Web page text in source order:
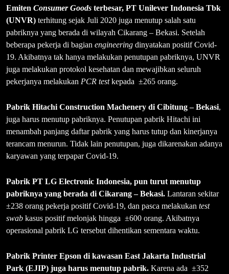
Emiten Consumer Goods terbesar, PT Unilever Indonesia Tbk
(UNVR) terhitung sejak Juli 2020 juga menutup salah satu
pabriknya yang berada di wilayah Cikarang – Bekasi. Setelah
beberapa pekerja di bagian engineering dinyatakan positif Covid-
19. Akibatnya tak hanya melakukan penutupan pabriknya, UNVR
juga melakukan protokol kesehatan dan mewajibkan seluruh
pekerjanya melakukan PCR testkepada ±265 orang.
Pabrik Hitachi Construction Machenery di Cibitung – Bekasi,
juga harus menutup pabriknya. Penutupan pabrik Hitachi ini
menambah panjang daftar pabrik yang harus tutup dan kinerjanya
terancam menurun. Tidak lain penutupan, juga dikarenakan adanya
karyawan yang terpapar Covid-19.
Pabrik PT LG Electronic Indonesia, pun turut menutup
pabriknya yang berada di Cikarang – Bekasi. Lantaran sekitar
±238 orang pekerja positif Covid-19, dan pasca melakukan test
swab kasus positif melonjak hingga ±600 orang. Akibatnya
operasional pabrik LG tersebut dihentikan sementara waktu.
Pabrik Printer Epson di kawasan East Jakarta Industrial
Park (EJIP) juga harus menutup pabrik. Karena ada ±352